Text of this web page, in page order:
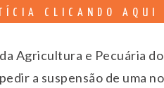
CLICANDO AQUI
Agricultura e Pecuária
a suspensão de uma